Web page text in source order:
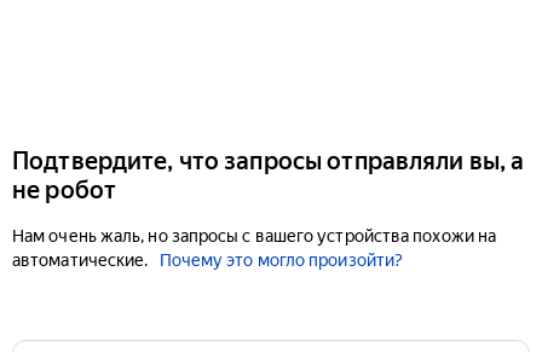
Подтвердите, что запросы отправляли вы, а
не робот
Нам очень жаль, но запросы с вашего устройства похожи на
автоматические.
Почему это могло произойти?